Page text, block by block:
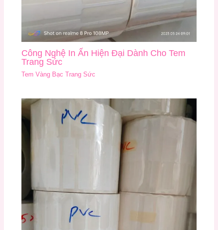
Công Nghệ In Ấn Hiện Đại Dành Cho Tem
Trang Sức
Tem Vàng Bạc Trang Sức